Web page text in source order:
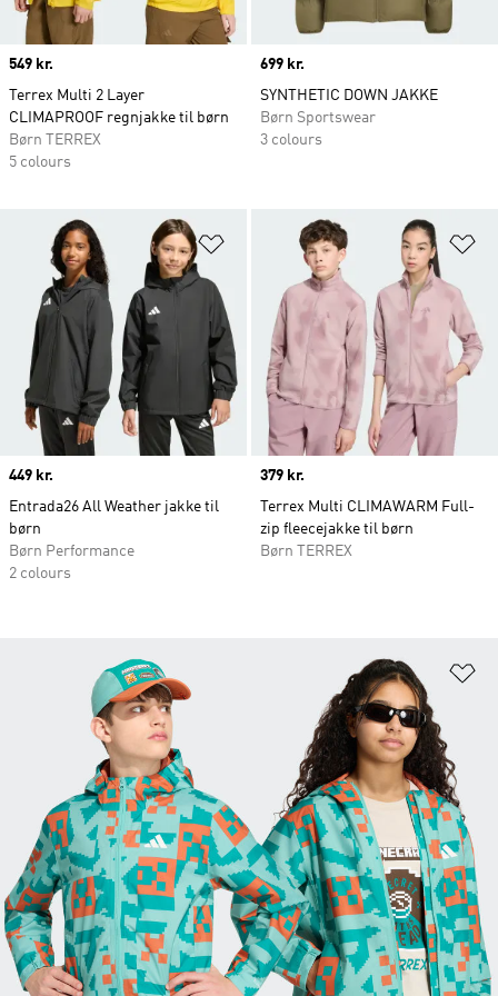
Price
549 kr.
Terrex Multi 2 Layer
CLIMAPROOF regnjakke til børn
Børn TERREX
5 colours
Price
699 kr.
SYNTHETIC DOWN JAKKE
Børn Sportswear
3 colours
Føj til ønskeliste
Price
449 kr.
Entrada26 All Weather jakke til
børn
Børn Performance
2 colours
Price
379 kr.
Terrex Multi CLIMAWARM Full-
zip fleecejakke til børn
Børn TERREX